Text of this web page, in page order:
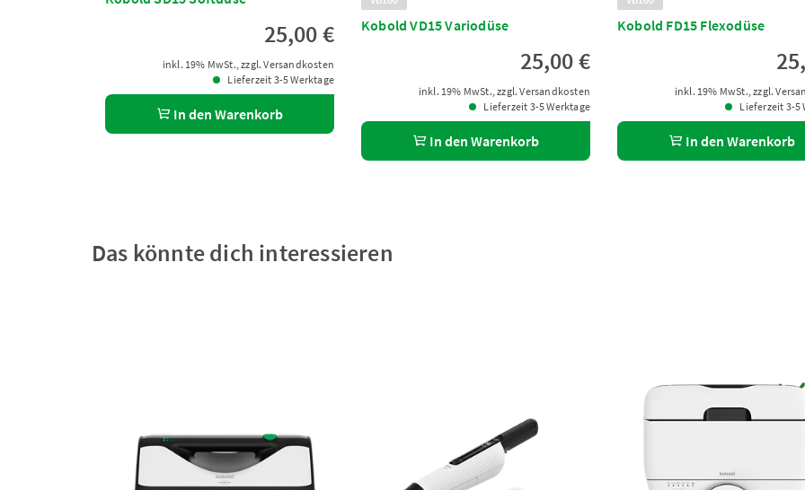
25,00 €
inkl. 19% MwSt., zzgl. Versandkosten
Lieferzeit 3-5 Werktage
In den Warenkorb
Kobold VD15 Variodüse
25,00 €
inkl. 19% MwSt., zzgl. Versandkosten
Lieferzeit 3-5 Werktage
In den Warenkorb
Kobold FD15 Flexodüse
inkl. 19% MwSt., zzgl.
Lieferzeit 3-5
In den Warenkorb
Das könnte dich interessieren